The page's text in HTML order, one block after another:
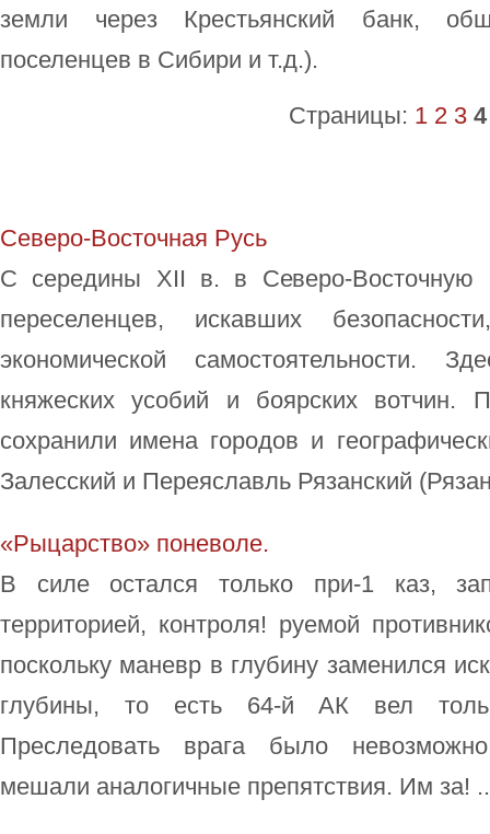
земли через Крестьянский банк,
поселенцев в Сибири и т.д.).
Страницы: 1 2 3 4
Северо-Восточная Русь
С середины ХII в. в Северо-Восточную
переселенцев, искавших
экономической самостоятельности.
княжеских усобий и боярских вотчин.
сохранили имена городов и
Залесский и Переяславль Рязанский
«Рыцарство» поневоле.
В силе остался только при-1 каз,
территорией, контроля! руемой
поскольку маневр в глубину заменился
глубины, то есть 64-й АК вел
Преследовать врага было
мешали аналогичные препятствия. Им за!